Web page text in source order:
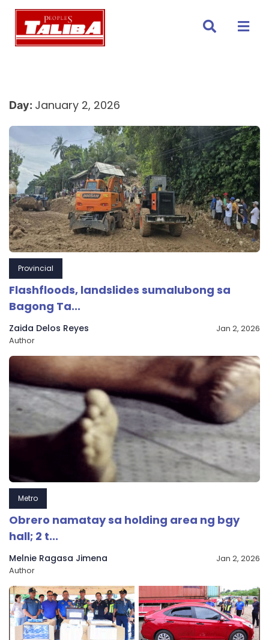
Skip
content
Day: January 2, 2026
Provincial
Flashfloods, landslides sumalubong sa
Bagong Ta...
Zaida Delos Reyes
Author
Jan 2, 2026
Metro
Obrero namatay sa holding area ng bgy
hall; 2 t...
Melnie Ragasa Jimena
Author
Jan 2, 2026